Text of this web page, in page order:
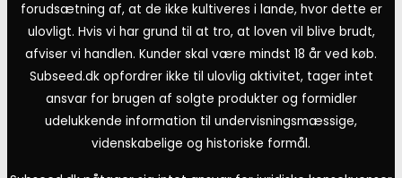
forudsætning af, at de ikke kultiveres i lande, hvor dette er
ulovligt. Hvis vi har grund til at tro, at loven vil blive brudt,
afviser vi handlen. Kunder skal være mindst 18 år ved køb.
Subseed.dk opfordrer ikke til ulovlig aktivitet, tager intet
ansvar for brugen af solgte produkter og formidler
udelukkende information til undervisningsmæssige,
videnskabelige og historiske formål.